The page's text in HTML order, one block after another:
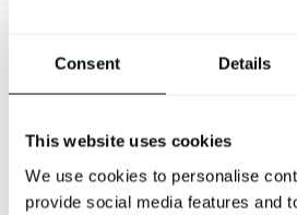
Consent Details
This website uses cookies
We use cookies to personalise
provide social media features and
GRES PORCELÁNICO GRIS,
ELECCIÓN DE COLOR
El gres porcelánico gris es una
destacadas en el mundo del